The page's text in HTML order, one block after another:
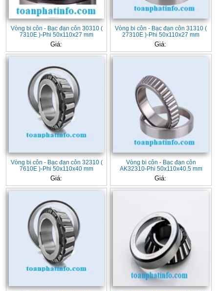
Vòng bi côn - Bạc đạn côn 30310 (
7310E )-Phi 50x110x27 mm
Giá:
Vòng bi côn - Bạc đạn côn 31310 (
27310E )-Phi 50x110x27 mm
Giá:
Vòng bi côn - Bạc đạn côn 32310 (
7610E )-Phi 50x110x40 mm
Giá:
Vòng bi côn - Bạc đạn côn
AK32310-Phi 50x110x40.5 mm
Giá: